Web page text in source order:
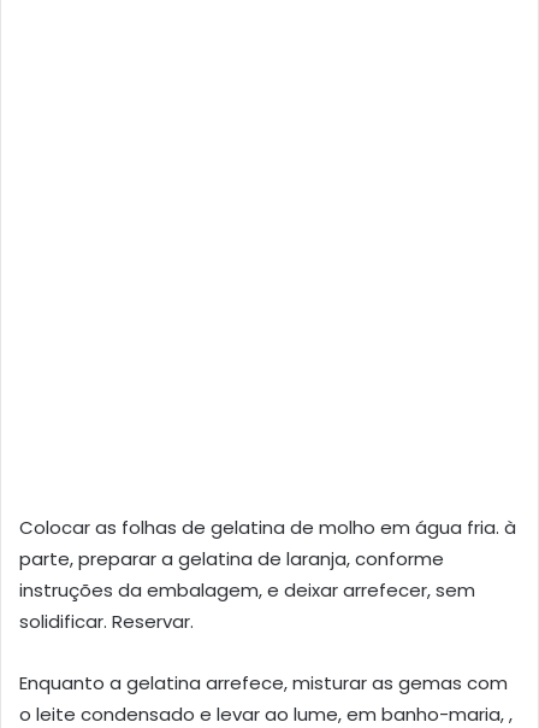
Colocar as folhas de gelatina de molho em água fria. à
parte, preparar a gelatina de laranja, conforme
instruções da embalagem, e deixar arrefecer, sem
solidificar. Reservar.
Enquanto a gelatina arrefece, misturar as gemas com
o leite condensado e levar ao lume, em banho-maria, ,